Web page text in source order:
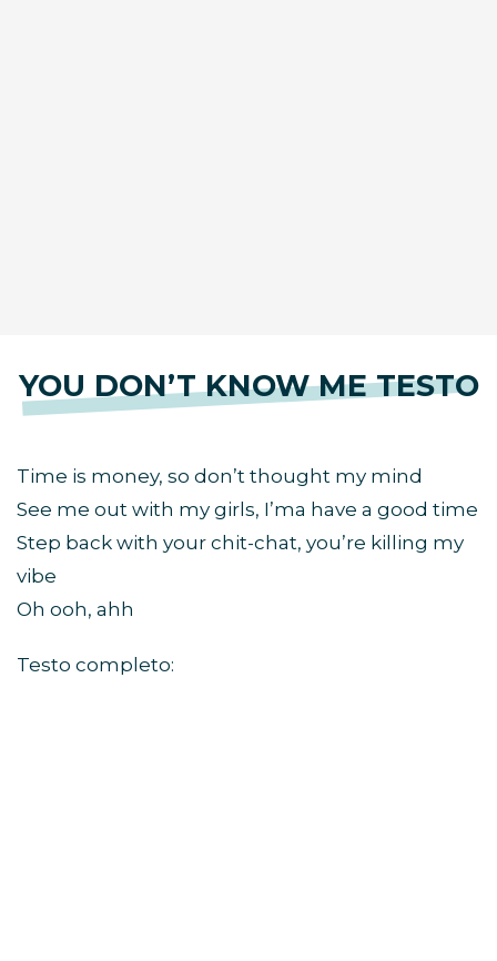
YOU DON’T KNOW ME TESTO
Time is money, so don’t thought my mind
See me out with my girls, I’ma have a good time
Step back with your chit-chat, you’re killing my
vibe
Oh ooh, ahh
Testo completo: